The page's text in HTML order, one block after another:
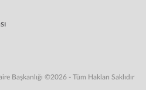
Başkanlığı ©2026 - Tüm Hakları Saklıdır